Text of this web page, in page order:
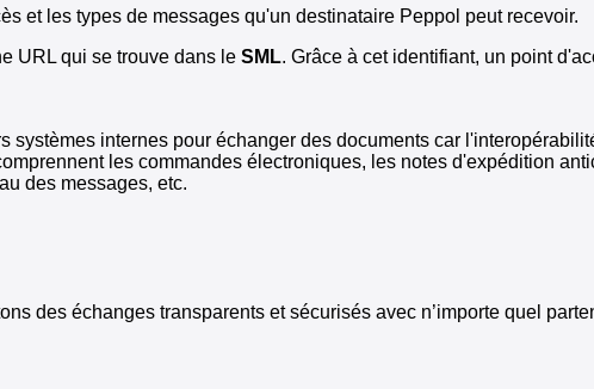
et les types de messages qu'un destinataire Peppol peut recevoir.
URL qui se trouve dans le SML. Grâce à cet identifiant, un point
internes pour échanger des documents car
les commandes électroniques, les notes d'expédition
des messages, etc.
des échanges transparents et sécurisés avec n’importe quel